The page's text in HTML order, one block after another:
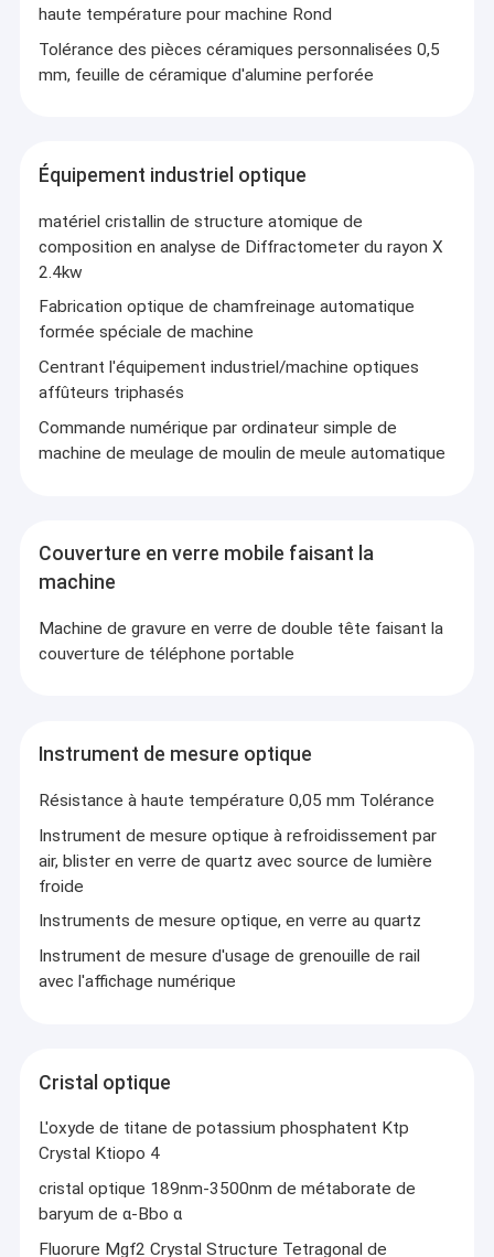
haute température pour machine Rond
Tolérance des pièces céramiques personnalisées 0,5
mm, feuille de céramique d'alumine perforée
Équipement industriel optique
matériel cristallin de structure atomique de
composition en analyse de Diffractometer du rayon X
2.4kw
Fabrication optique de chamfreinage automatique
formée spéciale de machine
Centrant l'équipement industriel/machine optiques
affûteurs triphasés
Commande numérique par ordinateur simple de
machine de meulage de moulin de meule automatique
Couverture en verre mobile faisant la
machine
Machine de gravure en verre de double tête faisant la
couverture de téléphone portable
Instrument de mesure optique
Résistance à haute température 0,05 mm Tolérance
Instrument de mesure optique à refroidissement par
air, blister en verre de quartz avec source de lumière
froide
Instruments de mesure optique, en verre au quartz
Instrument de mesure d'usage de grenouille de rail
avec l'affichage numérique
Cristal optique
L'oxyde de titane de potassium phosphatent Ktp
Crystal Ktiopo 4
cristal optique 189nm-3500nm de métaborate de
baryum de α-Bbo α
Fluorure Mgf2 Crystal Structure Tetragonal de